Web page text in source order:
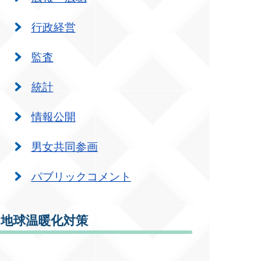
行政経営
監査
統計
情報公開
男女共同参画
パブリックコメント
地球温暖化対策